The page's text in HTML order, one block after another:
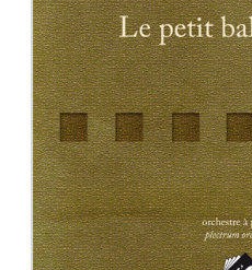
AUTRES PRODUITS